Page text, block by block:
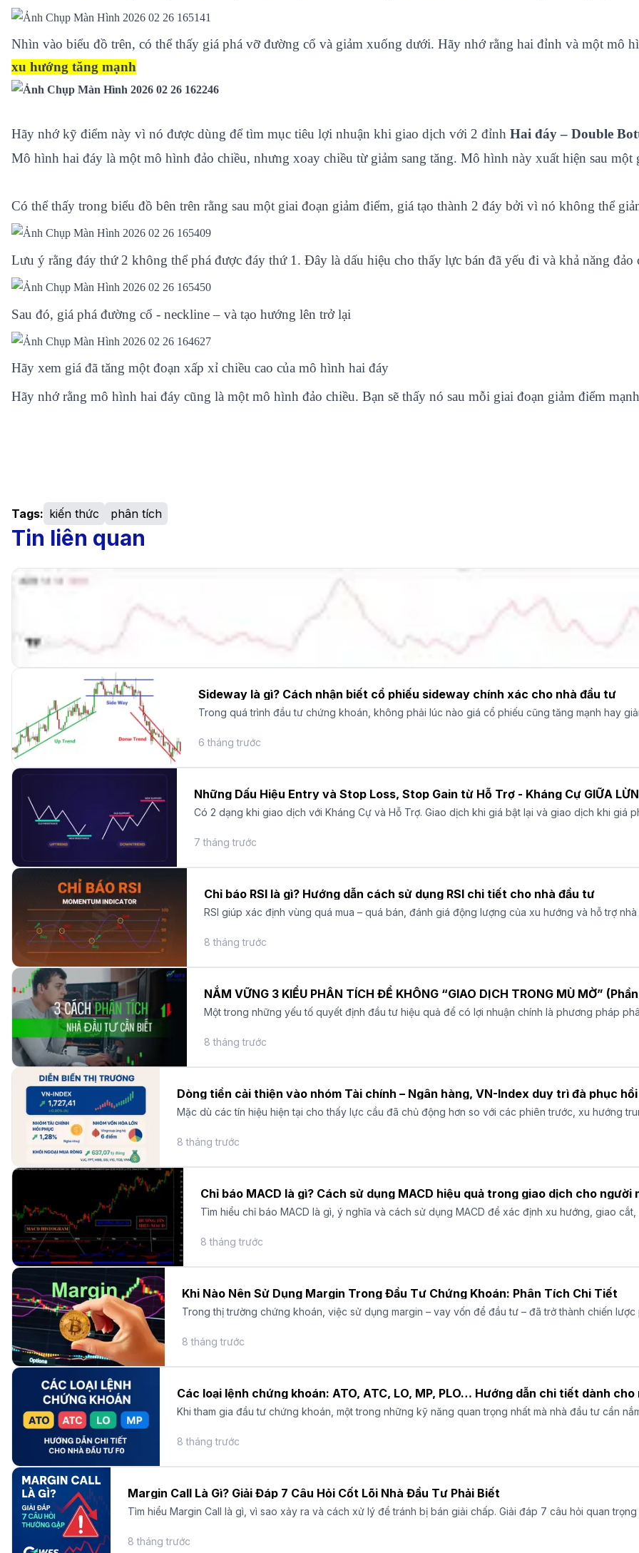
Nhìn vào biểu đồ trên, có thể thấy giá phá vỡ đường cổ và giảm xuống dưới. Hãy nhớ rằng hai đỉnh và một mô
xu hướng tăng mạnh
Hãy nhớ kỹ điểm này vì nó được dùng để tìm mục tiêu lợi nhuận khi giao dịch với 2 đỉnh Hai đáy– Double
Mô hình hai đáy là một mô hình đảo chiều, nhưng xoay chiều từ giảm sang tăng. Mô hình này xuất hiện sau
Có thể thấy trong biểu đồ bên trên rằng sau một giai đoạn giảm điểm, giá tạo thành 2 đáy bởi vì nó không thể
Lưu ý rằng đáy thứ 2 không thể phá được đáy thứ 1. Đây là dấu hiệu cho thấy lực bán đã yếu đi và khả năng đảo
Sau đó, giá phá đường cổ - neckline – và tạo hướng lên trở lại
Hãy xem giá đã tăng một đoạn xấp xỉ chiều cao của mô hình hai đáy
Hãy nhớ rằng mô hình hai đáy cũng là một mô hình đảo chiều. Bạn sẽ thấy nó sau mỗi giai đoạn giảm điểm mạnh
Tags: kiến thức phân tích
Tin liên quan
Sideway là gì? Cách nhận biết cổ phiếu sideway chính xác cho nhà đầu tư
Trong quá trình đầu tư chứng khoán, không phải lúc nào giá cổ phiếu cũng tăng mạnh hay
6 tháng trước
Những Dấu Hiệu Entry và Stop Loss, Stop
Có 2 dạng khi giao dịch với Kháng Cự và Hỗ Trợ. Giao dịch khi giá bật lại và giao dịch khi giá
7 tháng trước
Chỉ báo RSI là gì? Hướng dẫn cách sử dụng RSI chi tiết cho nhà đầu tư
RSI giúp xác định vùng quá mua – quá bán, đánh giá động lượng của xu hướng và hỗ trợ
8 tháng trước
NẮM VỮNG 3 KIỂU PHÂN TÍCH ĐỂ KHÔNG “GIAO DỊCH TRONG MÙ MỜ”
Một trong những yếu tố quyết định đầu tư hiệu quả để có lợi nhuận chính là phương pháp
8 tháng trước
Dòng tiền cải thiện vào nhóm Tài chính – Ngân hàng, VN-Index duy trì đà phục hồi
Mặc dù các tín hiệu hiện tại cho thấy lực cầu đã chủ động hơn so với các phiên trước, xu hướng
8 tháng trước
Chỉ báo MACD là gì? Cách sử dụng MACD hiệu quả trong giao dịch cho người
Tìm hiểu chỉ báo MACD là gì, ý nghĩa và cách sử dụng MACD để xác định xu hướng, giao
8 tháng trước
Khi Nào Nên Sử Dụng Margin Trong Đầu Tư Chứng Khoán: Phân Tích Chi Tiết
Trong thị trường chứng khoán, việc sử dụng margin – vay vốn để đầu tư – đã trở thành chiến
8 tháng trước
Các loại lệnh chứng khoán: ATO, ATC, LO, MP, PLO… Hướng dẫn chi tiết dành cho
Khi tham gia đầu tư chứng khoán, một trong những kỹ năng quan trọng nhất mà nhà đầu tư cần
8 tháng trước
Margin Call Là Gì? Giải Đáp 7 Câu Hỏi Cốt Lõi Nhà Đầu Tư Phải Biết
Tìm hiểu Margin Call là gì, vì sao xảy ra và cách xử lý để tránh bị bán giải chấp. Giải đáp 7 câu hỏi quan
8 tháng trước